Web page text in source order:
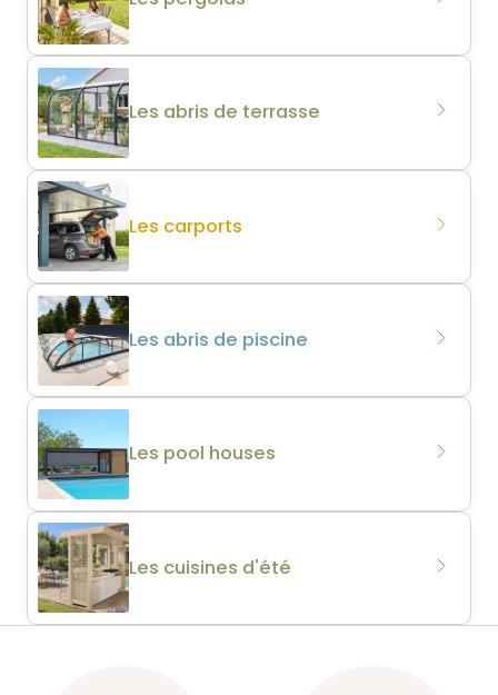
Les abris de terrasse
Les carports
Les abris de piscine
Les pool houses
Les cuisines d'été